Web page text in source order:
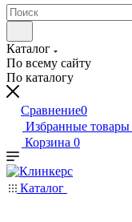
Каталог
По всему сайту
По каталогу
Сравнение0
Избранные товары
Корзина 0
Каталог